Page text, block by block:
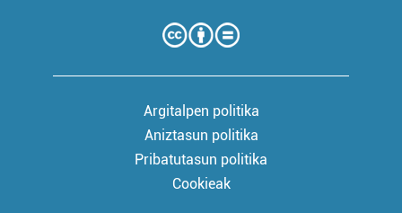
Argitalpen politika
Aniztasun politika
Pribatutasun politika
Cookieak